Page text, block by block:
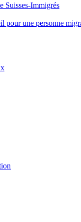
Suisses-Immigrés
pour une personne